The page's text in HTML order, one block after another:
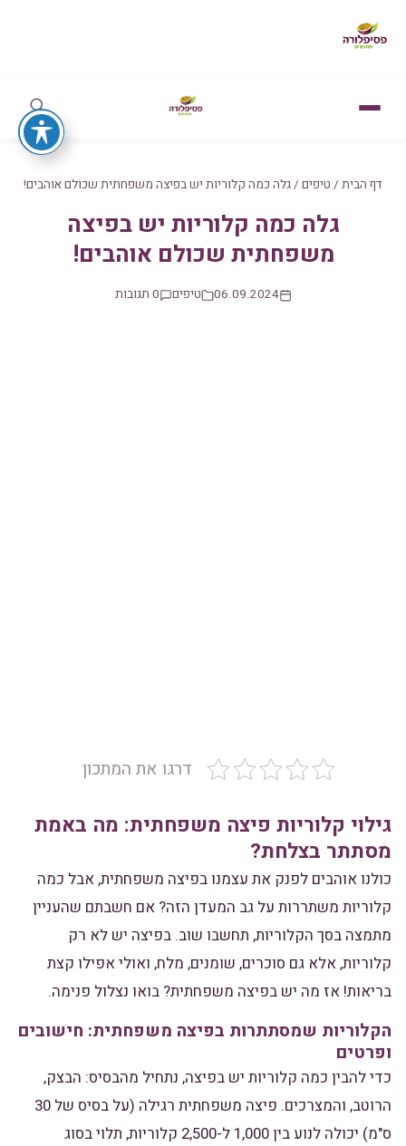
דף הבית / טיפים /גלה כמה קלוריות יש בפיצה משפחתית שכולם אוהבים!
גלה כמה קלוריות יש בפיצה
משפחתית שכולם אוהבים!
06.09.2024 טיפים 0 תגובות
דרגו את המתכון
גילוי קלוריות פיצה משפחתית: מה באמת
מסתתר בצלחת?
כולנו אוהבים לפנק את עצמנו בפיצה משפחתית, אבל כמה
קלוריות משתררות על גב המעדן הזה? אם חשבתם שהעניין
מתמצה בסך הקלוריות, תחשבו שוב. בפיצה יש לא רק
קלוריות, אלא גם סוכרים, שומנים, מלח, ואולי אפילו קצת
בריאות! אז מה יש בפיצה משפחתית? בואו נצלול פנימה.
הקלוריות שמסתתרות בפיצה משפחתית: חישובים
ופרטים
כדי להבין כמה קלוריות יש בפיצה, נתחיל מהבסיס: הבצק,
הרוטב, והמצרכים. פיצה משפחתית רגילה (על בסיס של 30
ס"מ) יכולה לנוע בין 1,000 ל-2,500 קלוריות, תלוי בסוג